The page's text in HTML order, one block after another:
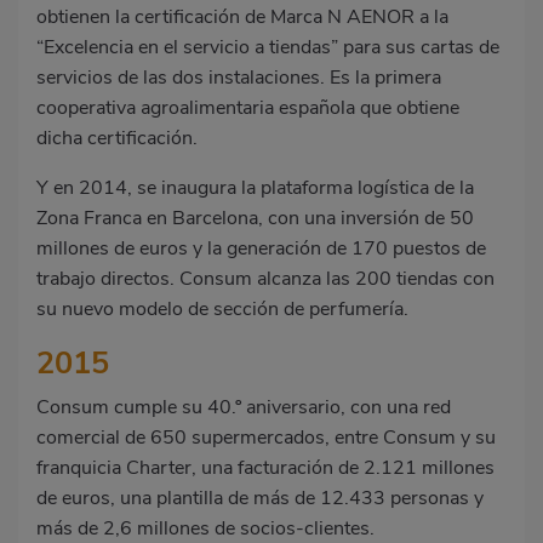
obtienen la certificación de Marca N AENOR a la
“Excelencia en el servicio a tiendas” para sus cartas de
servicios de las dos instalaciones. Es la primera
cooperativa agroalimentaria española que obtiene
dicha certificación.
Y en 2014, se inaugura la plataforma logística de la
Zona Franca en Barcelona, con una inversión de 50
millones de euros y la generación de 170 puestos de
trabajo directos. Consum alcanza las 200 tiendas con
su nuevo modelo de sección de perfumería.
2015
Consum cumple su 40.º aniversario, con una red
comercial de 650 supermercados, entre Consum y su
franquicia Charter, una facturación de 2.121 millones
de euros, una plantilla de más de 12.433 personas y
más de 2,6 millones de socios-clientes.